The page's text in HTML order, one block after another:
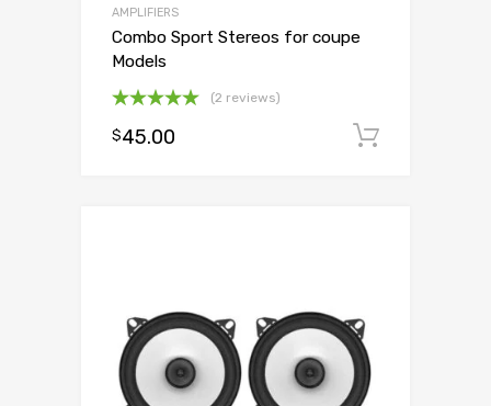
AMPLIFIERS
Combo Sport Stereos for coupe
Models
5.00na 5
(2 reviews)
$45.00